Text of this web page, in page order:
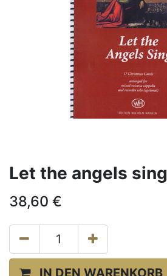
Let the angels sing
38,60 €
IN DEN WARENKORB